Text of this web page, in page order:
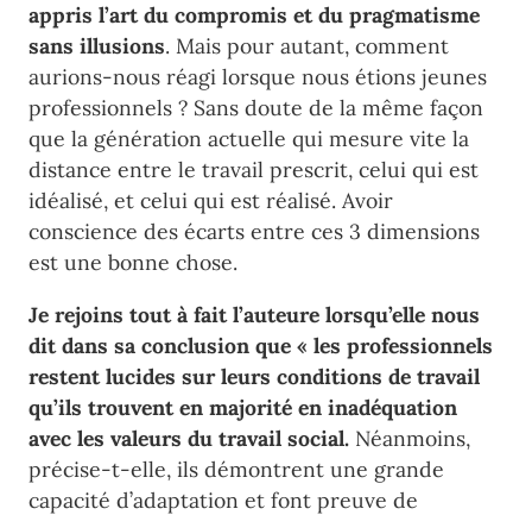
appris l’art du compromis et du pragmatisme
sans illusions. Mais pour autant, comment
aurions-nous réagi lorsque nous étions jeunes
professionnels ? Sans doute de la même façon
que la génération actuelle qui mesure vite la
distance entre le travail prescrit, celui qui est
idéalisé, et celui qui est réalisé. Avoir
conscience des écarts entre ces 3 dimensions
est une bonne chose.
Je rejoins tout à fait l’auteure lorsqu’elle nous
dit dans sa conclusion que « les professionnels
restent lucides sur leurs conditions de travail
qu’ils trouvent en majorité en inadéquation
avec les valeurs du travail social. Néanmoins,
précise-t-elle, ils démontrent une grande
capacité d’adaptation et font preuve de